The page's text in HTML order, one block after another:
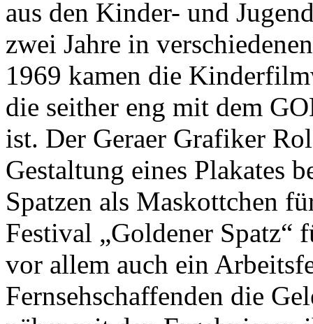
aus den Kinder- und
zwei Jahre in
1969 kamen die
die seither eng mit dem
ist. Der Geraer Grafiker
Gestaltung eines Plakates
Spatzen als Maskottchen
Festival „Goldener
vor allem auch ein
Fernsehschaffenden die